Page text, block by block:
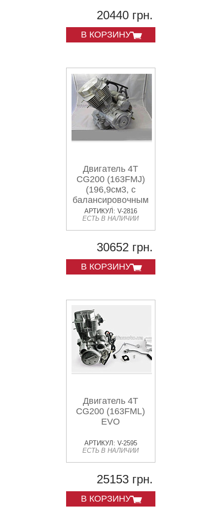
20440 грн.
В КОРЗИНУ
Двигатель 4T
CG200 (163FMJ)
(196,9см3, с
балансировочным
валом) EVO
АРТИКУЛ: V-2816
ЕСТЬ В НАЛИЧИИ
30652 грн.
В КОРЗИНУ
Двигатель 4T
CG200 (163FML)
EVO
АРТИКУЛ: V-2595
ЕСТЬ В НАЛИЧИИ
25153 грн.
В КОРЗИНУ